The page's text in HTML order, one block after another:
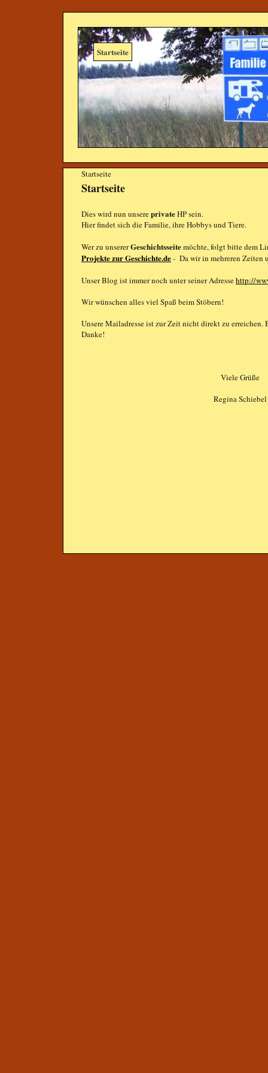
Startseite
Startseite
Startseite
Dies wird nun unsereprivateHP sein.
Hier findet sich die Familie, ihre Hobbys und Tiere.
Wer zu unsererGeschichtsseitemöchte, folgt bitte dem
Projekte zur Geschichte.de- Da wir in mehreren Zeiten
Unser Blog ist immer noch unter seiner Adressehttp://
Wir wünschen alles viel Spaß beim Stöbern!
Unsere Mailadresse ist zur Zeit nicht direkt zu
Danke!
Viele Grüße
Regina Schiebel